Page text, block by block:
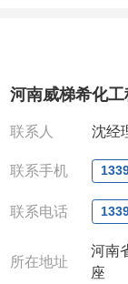
我司对高
全额退款,
微信
联系人:
河南威梯希化工
联系人 沈经
联系手机
联系电话
所在地址
河南
座